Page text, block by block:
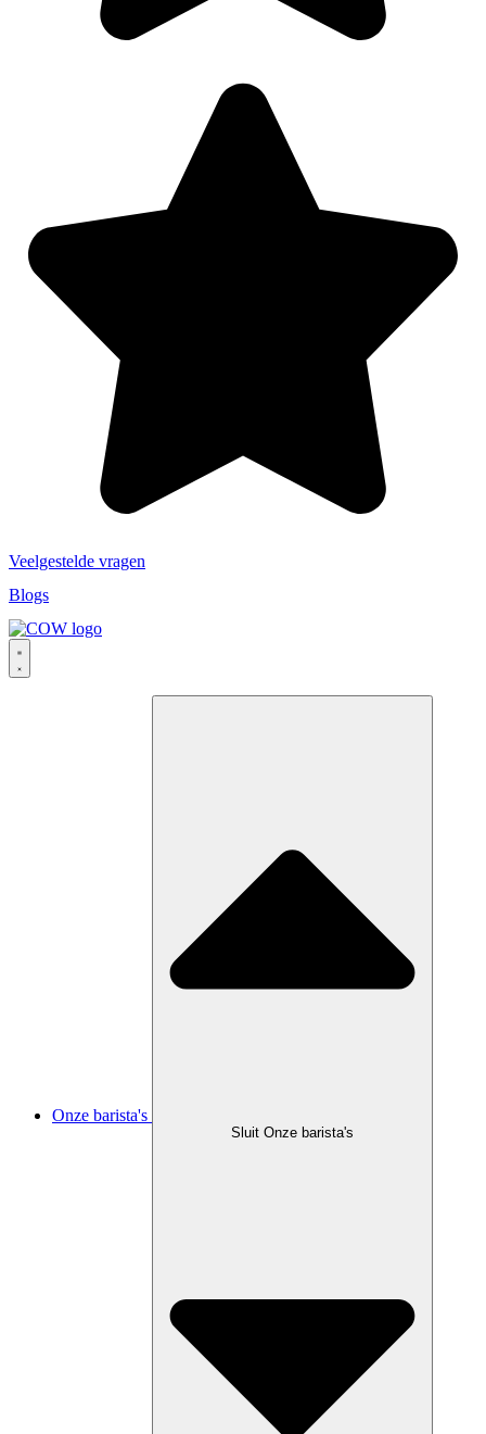
Veelgestelde vragen
Blogs
Onze barista's
Sluit Onze barista's